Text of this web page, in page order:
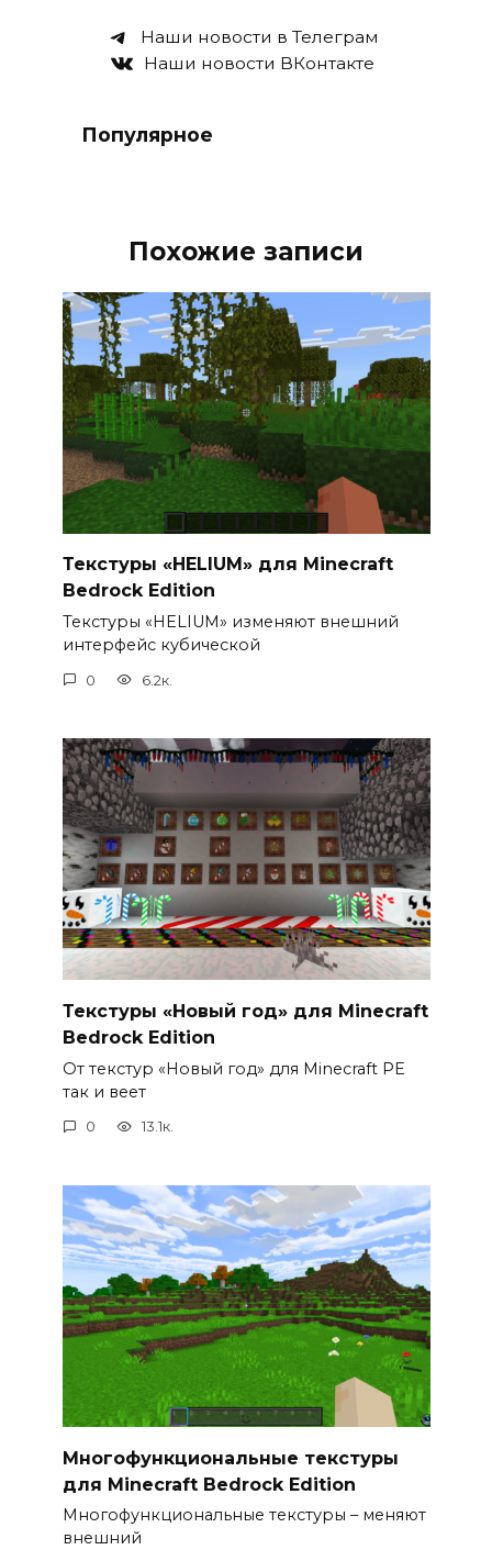
Наши новости в Телеграм
Наши новости ВКонтакте
Популярное
Похожие записи
Текстуры «HELIUM» для Minecraft
Bedrock Edition
Текстуры «HELIUM» изменяют внешний
интерфейс кубической
0 6.2к.
Текстуры «Новый год» для Minecraft
Bedrock Edition
От текстур «Новый год» для Minecraft PE
так и веет
0 13.1к.
Многофункциональные текстуры
для Minecraft Bedrock Edition
Многофункциональные текстуры – меняют
внешний